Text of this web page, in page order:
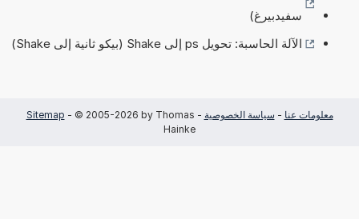
سفيدبيرغ)
الآلة الحاسبة: تحويل ps إلى Shake (بيكو ثانية إلى Shake)
معلومات عنا - سياسة الخصوصية -
Sitemap - © 2005-2026 by Thomas
Hainke